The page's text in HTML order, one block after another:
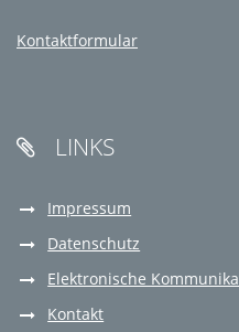
Kontaktformular
 LINKS
Impressum
Datenschutz
Elektronische
Kontakt